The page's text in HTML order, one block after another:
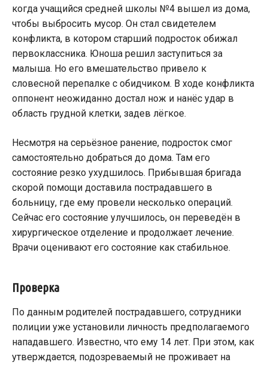
когда учащийся средней школы №4 вышел из дома,
чтобы выбросить мусор. Он стал свидетелем
конфликта, в котором старший подросток обижал
первоклассника. Юноша решил заступиться за
малыша. Но его вмешательство привело к
словесной перепалке с обидчиком. В ходе конфликта
оппонент неожиданно достал нож и нанёс удар в
область грудной клетки, задев лёгкое.
Несмотря на серьёзное ранение, подросток смог
самостоятельно добраться до дома. Там его
состояние резко ухудшилось. Прибывшая бригада
скорой помощи доставила пострадавшего в
больницу, где ему провели несколько операций.
Сейчас его состояние улучшилось, он переведён в
хирургическое отделение и продолжает лечение.
Врачи оценивают его состояние как стабильное.
Проверка
По данным родителей пострадавшего, сотрудники
полиции уже установили личность предполагаемого
нападавшего. Известно, что ему 14 лет. При этом, как
утверждается, подозреваемый не проживает на